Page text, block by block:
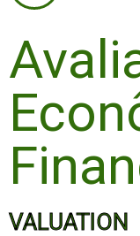
VALUATION